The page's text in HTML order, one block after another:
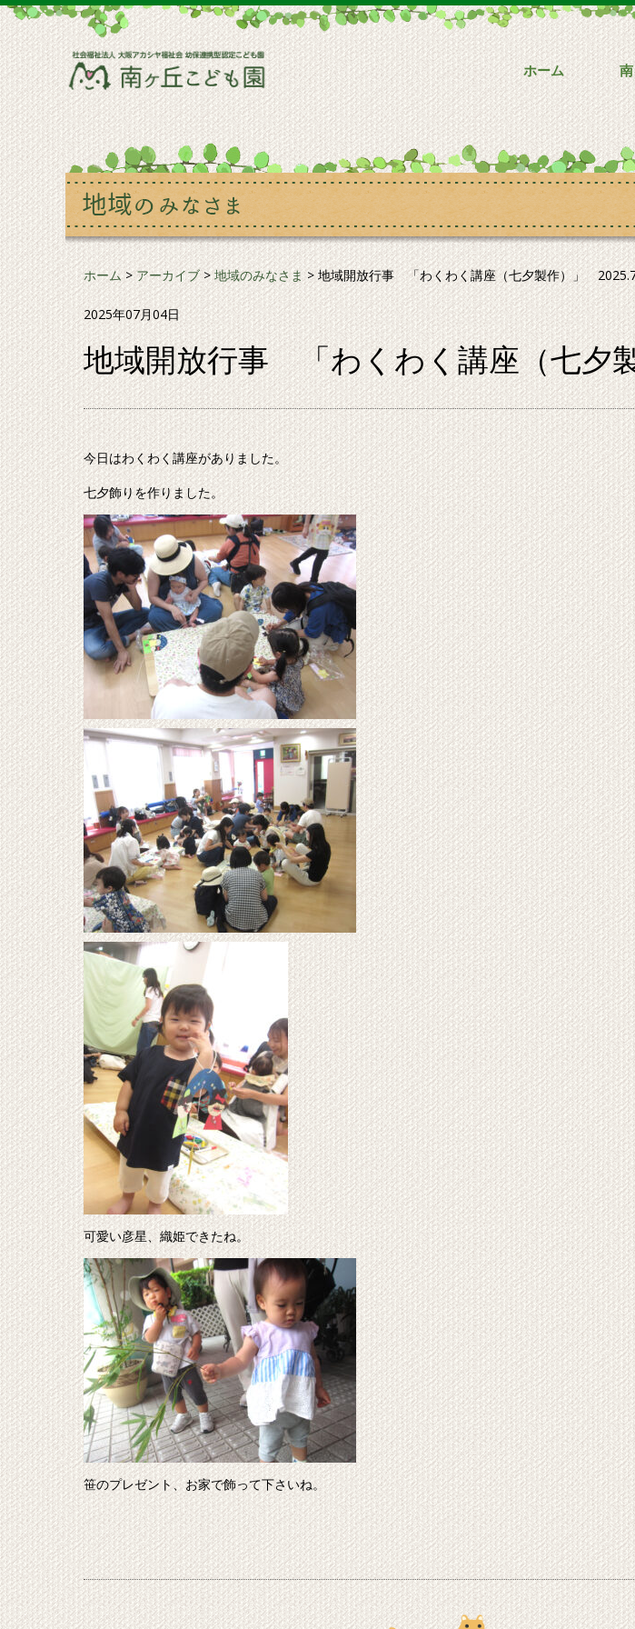
ホーム
ホーム>アーカイブ>地域のみなさま>地域開放行事 「わくわく講座（七夕製作）」
2025年07月04日
地域開放行事 「わくわく講座（七夕
今日はわくわく講座がありました。
七夕飾りを作りました。
可愛い彦星、織姫できたね。
笹のプレゼント、お家で飾って下さいね。